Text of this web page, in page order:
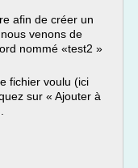
afin de créer un
venons de
nommé «test2 »
fichier voulu (ici
sur « Ajouter à